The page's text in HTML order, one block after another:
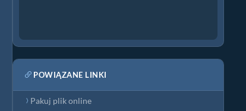
POWIĄZANE LINKI
Pakuj plik online